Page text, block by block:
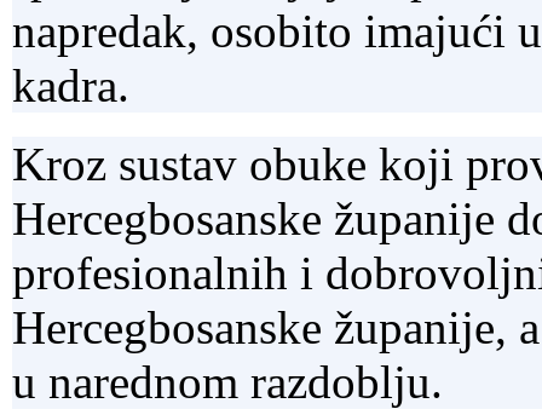
napredak, osobito imajući
kadra.
Kroz sustav obuke koji
Hercegbosanske županije
profesionalnih i
Hercegbosanske županije,
u narednom razdoblju.